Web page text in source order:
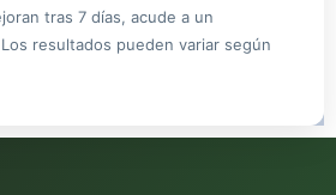
tras 7 días, acude a un
resultados pueden variar según